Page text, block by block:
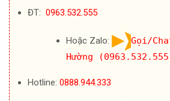
ĐT: 0963.532.555
Hoặc Zalo:
Gọi/
Hường
Hotline: 0888.944.333